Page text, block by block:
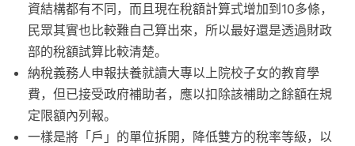
資結構都有不同，而且現在稅額計算式增加到10多條，
民眾其實也比較難自己算出來，所以最好還是透過財政
部的稅額試算比較清楚。
納稅義務人申報扶養就讀大專以上院校子女的教育學
費，但已接受政府補助者，應以扣除該補助之餘額在規
定限額內列報。
一樣是將「戶」的單位拆開，降低雙方的稅率等級，以